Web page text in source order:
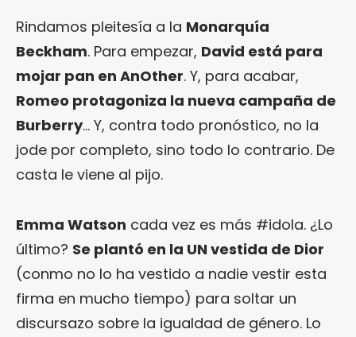
Rindamos pleitesía a la Monarquía
Beckham. Para empezar, David está para
mojar pan en AnOther. Y, para acabar,
Romeo protagoniza la nueva campaña de
Burberry… Y, contra todo pronóstico, no la
jode por completo, sino todo lo contrario. De
casta le viene al pijo.
Emma Watson cada vez es más #idola. ¿Lo
último? Se plantó en la UN vestida de Dior
(conmo no lo ha vestido a nadie vestir esta
firma en mucho tiempo) para soltar un
discursazo sobre la igualdad de género. Lo